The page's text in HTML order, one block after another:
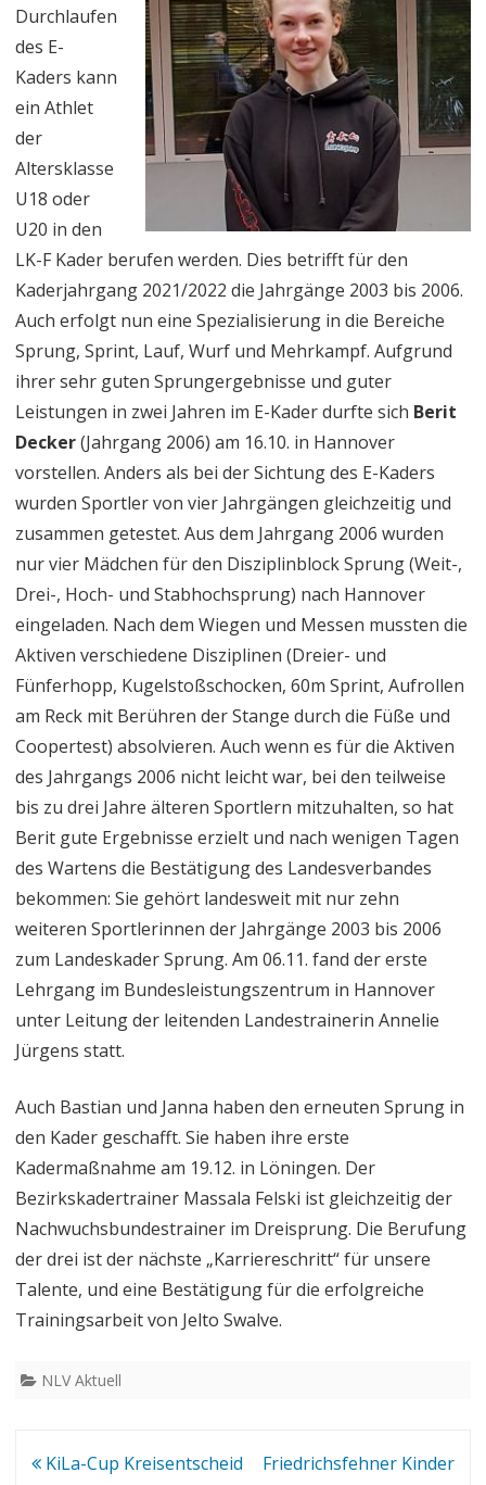
Durchlaufen
des E-
Kaders kann
ein Athlet
der
Altersklasse
U18 oder
U20 in den
LK-F Kader berufen werden. Dies betrifft für den
Kaderjahrgang 2021/2022 die Jahrgänge 2003 bis 2006.
Auch erfolgt nun eine Spezialisierung in die Bereiche
Sprung, Sprint, Lauf, Wurf und Mehrkampf. Aufgrund
ihrer sehr guten Sprungergebnisse und guter
Leistungen in zwei Jahren im E-Kader durfte sich Berit
Decker(Jahrgang 2006) am 16.10. in Hannover
vorstellen. Anders als bei der Sichtung des E-Kaders
wurden Sportler von vier Jahrgängen gleichzeitig und
zusammen getestet. Aus dem Jahrgang 2006 wurden
nur vier Mädchen für den Disziplinblock Sprung (Weit-,
Drei-, Hoch- und Stabhochsprung) nach Hannover
eingeladen. Nach dem Wiegen und Messen mussten die
Aktiven verschiedene Disziplinen (Dreier- und
Fünferhopp, Kugelstoßschocken, 60m Sprint, Aufrollen
am Reck mit Berühren der Stange durch die Füße und
Coopertest) absolvieren. Auch wenn es für die Aktiven
des Jahrgangs 2006 nicht leicht war, bei den teilweise
bis zu drei Jahre älteren Sportlern mitzuhalten, so hat
Berit gute Ergebnisse erzielt und nach wenigen Tagen
des Wartens die Bestätigung des Landesverbandes
bekommen: Sie gehört landesweit mit nur zehn
weiteren Sportlerinnen der Jahrgänge 2003 bis 2006
zum Landeskader Sprung. Am 06.11. fand der erste
Lehrgang im Bundesleistungszentrum in Hannover
unter Leitung der leitenden Landestrainerin Annelie
Jürgens statt.
Auch Bastian und Janna haben den erneuten Sprung in
den Kader geschafft. Sie haben ihre erste
Kadermaßnahme am 19.12. in Löningen. Der
Bezirkskadertrainer Massala Felski ist gleichzeitig der
Nachwuchsbundestrainer im Dreisprung. Die Berufung
der drei ist der nächste „Karriereschritt“ für unsere
Talente, und eine Bestätigung für die erfolgreiche
Trainingsarbeit von Jelto Swalve.
NLV Aktuell
Beitragsnavigation
KiLa-Cup Kreisentscheid
Friedrichsfehner Kinder